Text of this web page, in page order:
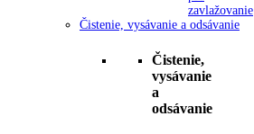
zavlažovanie
Čistenie, vysávanie a odsávanie
Čistenie,
vysávanie
a
odsávanie